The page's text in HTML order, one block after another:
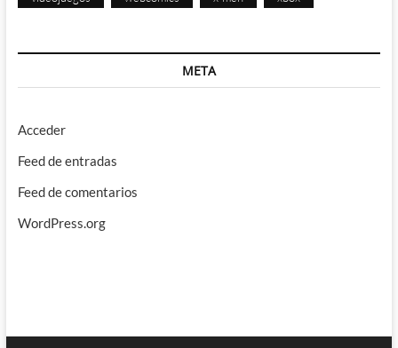
META
Acceder
Feed de entradas
Feed de comentarios
WordPress.org